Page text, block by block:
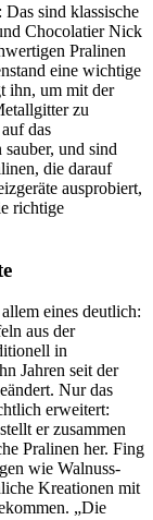
sind klassische
Chocolatier Nick
Pralinen
eine wichtige
ihn, um mit der
zu
das
und sind
die darauf
ausprobiert,
richtige
eines deutlich:
aus der
in
Jahren seit der
Nur das
erweitert:
er zusammen
Pralinen her. Fing
wie Walnuss-
Kreationen mit
„Die